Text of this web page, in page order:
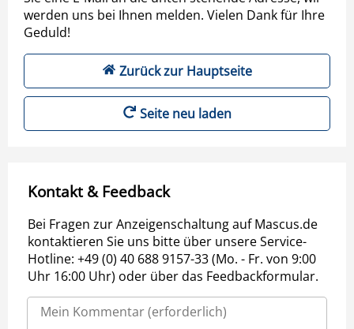
werden uns bei Ihnen melden. Vielen Dank für Ihre
Geduld!
Zurück zur Hauptseite
Seite neu laden
Kontakt & Feedback
Bei Fragen zur Anzeigenschaltung auf Mascus.de
kontaktieren Sie uns bitte über unsere Service-
Hotline: +49 (0) 40 688 9157-33 (Mo. - Fr. von 9:00
Uhr 16:00 Uhr) oder über das Feedbackformular.